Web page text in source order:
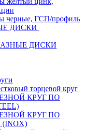
черные, ГСП/профиль
ДИСКИ
ДИСКИ
торцевой круг
КРУГ ПО
КРУГ ПО